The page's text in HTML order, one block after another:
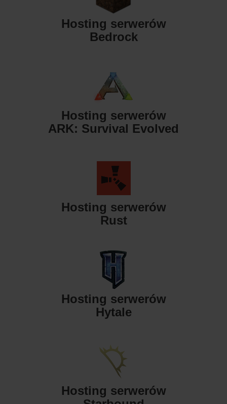
Hosting serwerów
Bedrock
Hosting serwerów
ARK: Survival Evolved
Hosting serwerów
Rust
Hosting serwerów
Hytale
Hosting serwerów